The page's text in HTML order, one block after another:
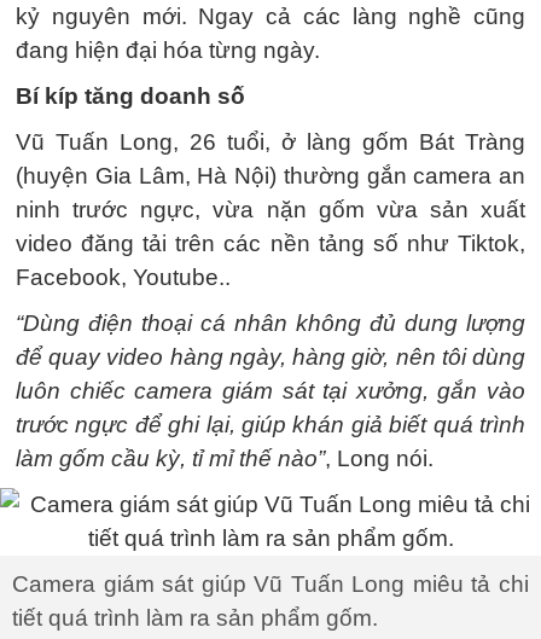
kỷ nguyên mới. Ngay cả các làng nghề cũng
đang hiện đại hóa từng ngày.
Bí kíp tăng doanh số
Vũ Tuấn Long, 26 tuổi, ở làng gốm Bát Tràng
(huyện Gia Lâm, Hà Nội) thường gắn camera an
ninh trước ngực, vừa nặn gốm vừa sản xuất
video đăng tải trên các nền tảng số như Tiktok,
Facebook, Youtube..
“Dùng điện thoại cá nhân không đủ dung lượng
để quay video hàng ngày, hàng giờ, nên tôi dùng
luôn chiếc camera giám sát tại xưởng, gắn vào
trước ngực để ghi lại, giúp khán giả biết quá trình
làm gốm cầu kỳ, tỉ mỉ thế nào”, Long nói.
Camera giám sát giúp Vũ Tuấn Long miêu tả chi
tiết quá trình làm ra sản phẩm gốm.